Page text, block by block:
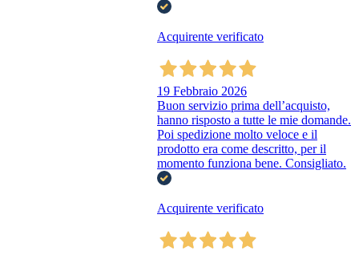
Acquirente verificato
19 Febbraio 2026
Buon servizio prima dell’acquisto,
hanno risposto a tutte le mie domande.
Poi spedizione molto veloce e il
prodotto era come descritto, per il
momento funziona bene. Consigliato.
Acquirente verificato